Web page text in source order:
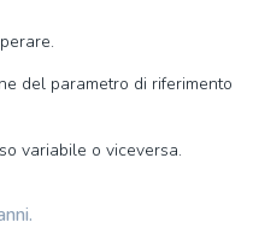
del parametro di riferimento
variabile o viceversa.